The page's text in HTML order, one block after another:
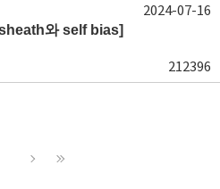
와 self bias]
212396
2024-07-16